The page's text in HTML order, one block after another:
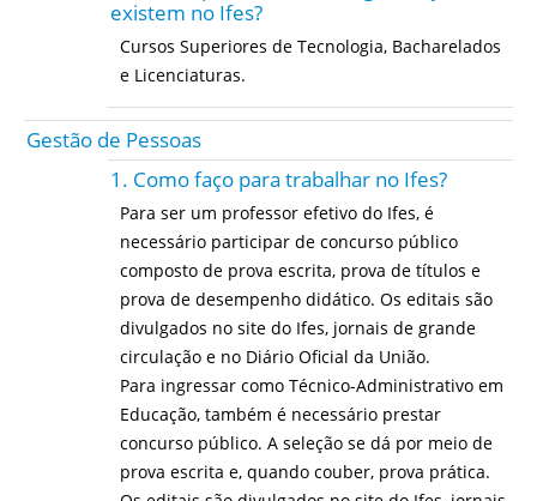
existem no Ifes?
Cursos Superiores de Tecnologia, Bacharelados
e Licenciaturas.
Gestão de Pessoas
1. Como faço para trabalhar no Ifes?
Para ser um professor efetivo do Ifes, é
necessário participar de concurso público
composto de prova escrita, prova de títulos e
prova de desempenho didático. Os editais são
divulgados no site do Ifes, jornais de grande
circulação e no Diário Oficial da União.
Para ingressar como Técnico-Administrativo em
Educação, também é necessário prestar
concurso público. A seleção se dá por meio de
prova escrita e, quando couber, prova prática.